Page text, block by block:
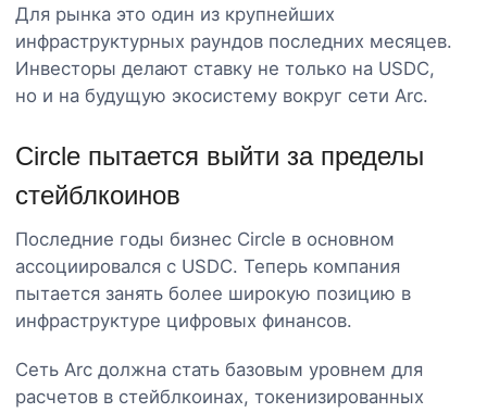
Для рынка это один из крупнейших
инфраструктурных раундов последних месяцев.
Инвесторы делают ставку не только на USDC,
но и на будущую экосистему вокруг сети Arc.
Circle пытается выйти за пределы
стейблкоинов
Последние годы бизнес Circle в основном
ассоциировался с USDC. Теперь компания
пытается занять более широкую позицию в
инфраструктуре цифровых финансов.
Сеть Arc должна стать базовым уровнем для
расчетов в стейблкоинах, токенизированных